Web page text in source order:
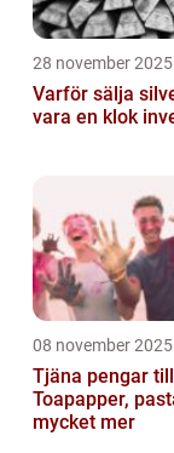
28 november 2025
Varför sälja
vara en klok
08 november 2025
Tjäna pengar
Toapapper,
mycket mer